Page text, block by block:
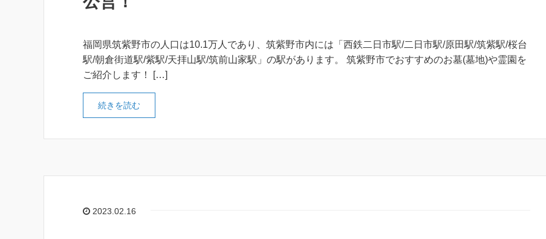
福岡県筑紫野市の人口は10.1万人であり、筑紫野市内には「西鉄二日市駅/二日市駅/原田駅/筑紫駅/桜台
駅/朝倉街道駅/紫駅/天拝山駅/筑前山家駅」の駅があります。 筑紫野市でおすすめのお墓(墓地)や霊園を
ご紹介します！ […]
続きを読む
2023.02.16